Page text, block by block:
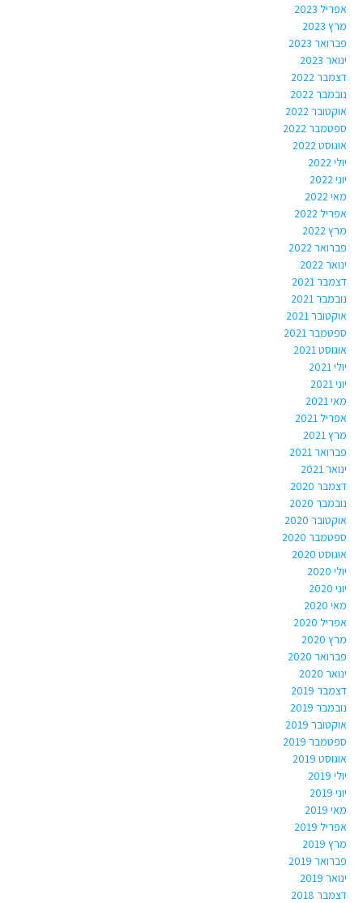
אפריל 2023
מרץ 2023
פברואר 2023
ינואר 2023
דצמבר 2022
נובמבר 2022
אוקטובר 2022
ספטמבר 2022
אוגוסט 2022
יולי 2022
יוני 2022
מאי 2022
אפריל 2022
מרץ 2022
פברואר 2022
ינואר 2022
דצמבר 2021
נובמבר 2021
אוקטובר 2021
ספטמבר 2021
אוגוסט 2021
יולי 2021
יוני 2021
מאי 2021
אפריל 2021
מרץ 2021
פברואר 2021
ינואר 2021
דצמבר 2020
נובמבר 2020
אוקטובר 2020
ספטמבר 2020
אוגוסט 2020
יולי 2020
יוני 2020
מאי 2020
אפריל 2020
מרץ 2020
פברואר 2020
ינואר 2020
דצמבר 2019
נובמבר 2019
אוקטובר 2019
ספטמבר 2019
אוגוסט 2019
יולי 2019
יוני 2019
מאי 2019
אפריל 2019
מרץ 2019
פברואר 2019
ינואר 2019
דצמבר 2018